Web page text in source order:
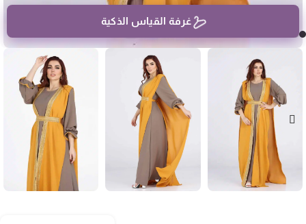
غرفة القياس الذكية